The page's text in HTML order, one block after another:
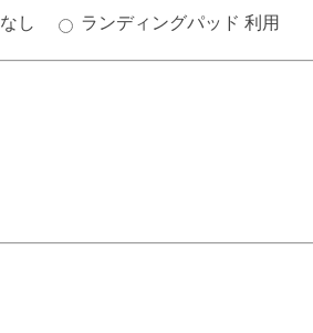
なし ランディングパッド 利用